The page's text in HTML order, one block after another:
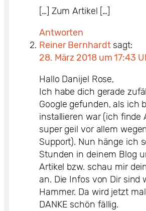
[…] Zum Artikel […]
Antworten
Reiner Bernhardt sagt:
28. März 2018 um 17:43
Hallo Danijel Rose,
Ich habe dich gerade
Google gefunden, als ich
installieren war (ich finde
super geil vor allem
Support). Nun hänge ich
Stunden in deinem Blog
Artikel bzw. schau mir
an. Die Infos von Dir sind
Hammer. Da wird jetzt
DANKE schön fällig.